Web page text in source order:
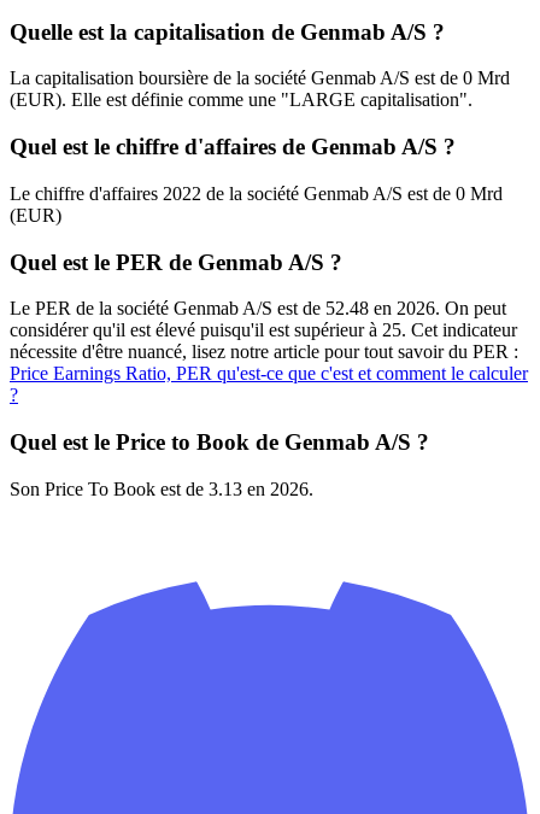
Quelle est la capitalisation de Genmab A/S ?
La capitalisation boursière de la société Genmab A/S est de 0 Mrd
(EUR). Elle est définie comme une "LARGE capitalisation".
Quel est le chiffre d'affaires de Genmab A/S ?
Le chiffre d'affaires 2022 de la société Genmab A/S est de 0 Mrd
(EUR)
Quel est le PER de Genmab A/S ?
Le PER de la société Genmab A/S est de 52.48 en 2026. On peut
considérer qu'il est élevé puisqu'il est supérieur à 25. Cet indicateur
nécessite d'être nuancé, lisez notre article pour tout savoir du PER :
Price Earnings Ratio, PER qu'est-ce que c'est et comment le calculer
?
Quel est le Price to Book de Genmab A/S ?
Son Price To Book est de 3.13 en 2026.